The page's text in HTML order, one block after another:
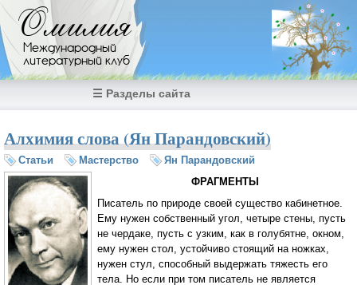
Перейти к основному содержанию
Омилия
Международный
литературный клуб
☰ Разделы сайта
Алхимия слова (Ян Парандовский)
Статьи Мастерство
Ян Парандовский
ФРАГМЕНТЫ
Писатель по природе своей существо кабинетное.
Ему нужен собственный угол, четыре стены, пусть
не чердаке, пусть с узким, как в голубятне, окном,
ему нужен стол, устойчиво стоящий на ножках,
нужен стул, способный выдержать тяжесть его
тела. Но если при том писатель не является